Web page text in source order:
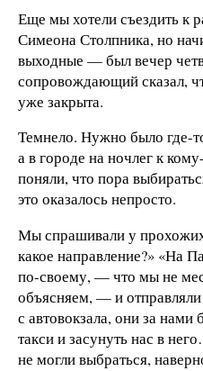
Еще мы хотели съездить к
Симеона Столпника, но
выходные — был вечер
сопровождающий сказал,
уже закрыта.
Темнело. Нужно было где-
а в городе на ночлег к
поняли, что пора
это оказалось непросто.
Мы спрашивали у
какое направление?» «На
по-своему, — что мы не
объясняем, — и
с автовокзала, они за нами
такси и засунуть нас в
не могли выбраться,